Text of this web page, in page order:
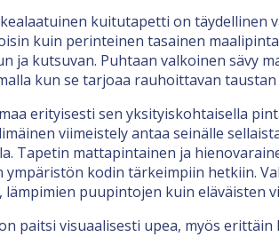
kuitutapetti on täydellinen
kuin perinteinen tasainen
ja kutsuvan. Puhtaan valkoinen sävy
kun se tarjoaa rauhoittavan
erityisesti sen yksityiskohtaisella
viimeistely antaa seinälle
Tapetin mattapintainen ja
kodin tärkeimpiin hetkiin.
puupintojen kuin eläväisten
paitsi visuaalisesti upea, myös